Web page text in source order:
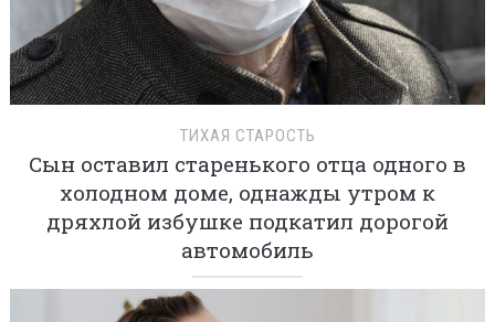
ТИХАЯ СТАРОСТЬ
Сын оставил старенького отца одного в
холодном доме, однажды утром к
дряхлой избушке подкатил дорогой
автомобиль